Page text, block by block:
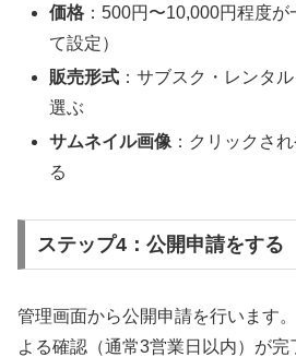
価格 ：500円〜10,000円程度
て設定）
販売形式 ：サブスク・レンタ
選ぶ
サムネイル画像 ：クリックさ
る
ステップ4：公開申請をする
管理画面から公開申請を行います
よる確認（通常3営業日以内）が